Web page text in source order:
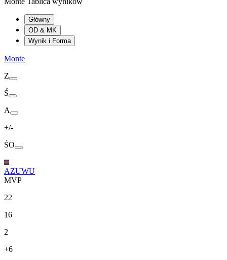
Główny
OD & MK
Wynik i Forma
Monte
Z
Ś
A
+/-
ŚO
AZUWU
MVP
22
16
2
+6